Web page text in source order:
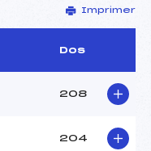
FORT Thomas (MB)
DESGRANGES JEAN
LOUIS (MB)
AGY
Imprimer
Dos
208
204